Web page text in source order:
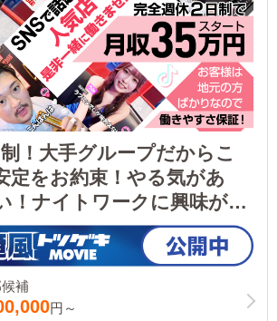
！大手グループだからこ
定をお約束！やる気があ
！ナイトワークに興味があ
になった方は是非体験入店
一同お待ちしております！
補
円～